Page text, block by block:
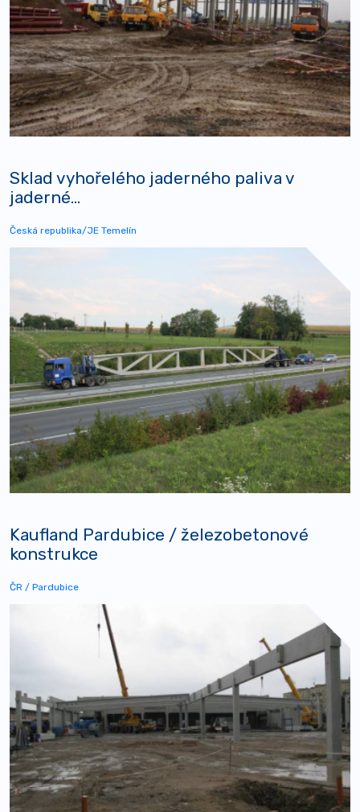
Sklad vyhořelého jaderného paliva v
jaderné...
Česká republika/JE Temelín
Kaufland Pardubice / železobetonové
konstrukce
ČR / Pardubice